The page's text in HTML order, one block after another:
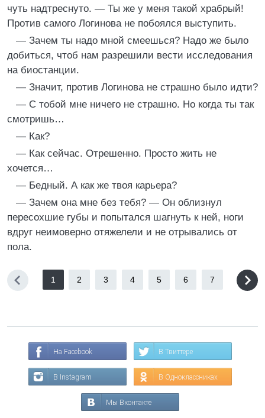
чуть надтреснуто. — Ты же у меня такой храбрый!
Против самого Логинова не побоялся выступить.
— Зачем ты надо мной смеешься? Надо же было
добиться, чтоб нам разрешили вести исследования
на биостанции.
— Значит, против Логинова не страшно было идти?
— С тобой мне ничего не страшно. Но когда ты так
смотришь…
— Как?
— Как сейчас. Отрешенно. Просто жить не
хочется…
— Бедный. А как же твоя карьера?
— Зачем она мне без тебя? — Он облизнул
пересохшие губы и попытался шагнуть к ней, ноги
вдруг неимоверно отяжелели и не отрывались от
пола.
1 2 3 4 5 6 7
На Facebook В Твиттере
В Instagram В Одноклассниках
Мы Вконтакте